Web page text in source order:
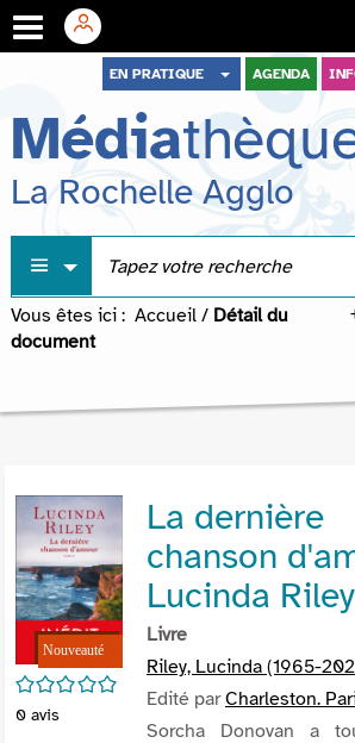
menu
contenu
recherche
EN PRATIQUE AGENDA
Média
La Rochelle Agglo
Vous êtes ici : Accueil / Détail du
document
/5
0 avis
La dernière
chanson
Lucinda Riley
Livre
Riley, Lucinda (1965-
Edité parCharleston.
Sorcha Donovan a